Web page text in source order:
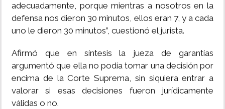
adecuadamente, porque mientras a nosotros en la
defensa nos dieron 30 minutos, ellos eran 7, y a cada
uno le dieron 30 minutos”, cuestionó el jurista.
Afirmó que en síntesis la jueza de garantías
argumentó que ella no podía tomar una decisión por
encima de la Corte Suprema, sin siquiera entrar a
valorar si esas decisiones fueron jurídicamente
válidas o no.